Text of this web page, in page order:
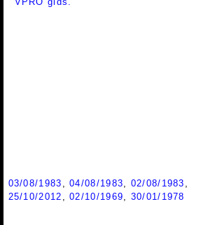
03/08/1983 ,04/08/1983 02/08/1983
25/10/2012 ,02/10/1969
30/01/1978